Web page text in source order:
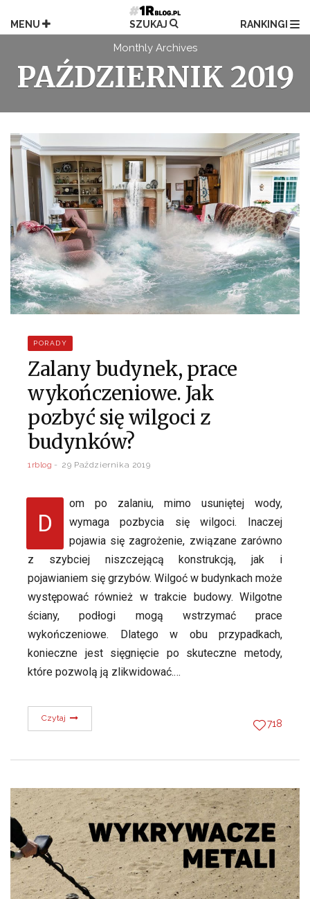
do
treści
MENU SZUKAJ RANKINGI
Monthly Archives
PAŹDZIERNIK 2019
PORADY
Zalany budynek, prace
wykończeniowe. Jak
pozbyć się wilgoci z
budynków?
1rblog 29 Października 2019
D
om po zalaniu, mimo usuniętej wody,
wymaga pozbycia się wilgoci. Inaczej
pojawia się zagrożenie, związane zarówno
z szybciej niszczejącą konstrukcją, jak i
pojawianiem się grzybów. Wilgoć w budynkach może
występować również w trakcie budowy. Wilgotne
ściany, podłogi mogą wstrzymać prace
wykończeniowe. Dlatego w obu przypadkach,
konieczne jest sięgnięcie po skuteczne metody,
które pozwolą ją zlikwidować.…
Czytaj 718